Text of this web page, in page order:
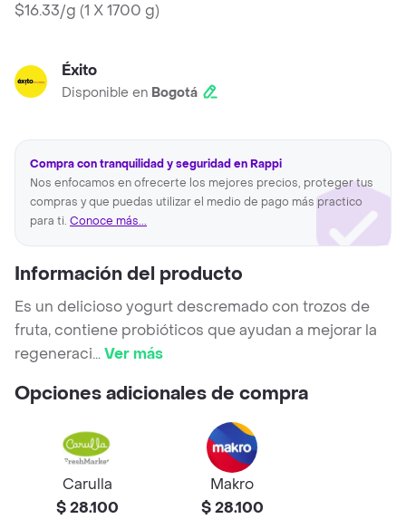
$16.33/g (1 X 1700 g)
Éxito
Disponible en Bogotá
Compra con tranquilidad y seguridad en Rappi
Nos enfocamos en ofrecerte los mejores precios, proteger tus
compras y que puedas utilizar el medio de pago más practico
para ti. Conoce más...
Información del producto
Es un delicioso yogurt descremado con trozos de
fruta, contiene probióticos que ayudan a mejorar la
regeneraci...Ver más
Opciones adicionales de compra
Carulla
$ 28.100
Makro
$ 28.100